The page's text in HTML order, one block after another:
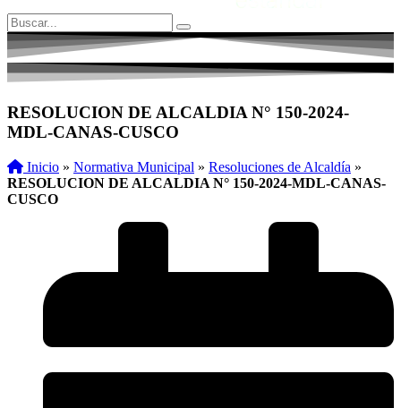
RESOLUCION DE ALCALDIA N° 150-2024-
MDL-CANAS-CUSCO
Inicio » Normativa Municipal » Resoluciones de Alcaldía »
RESOLUCION DE ALCALDIA N° 150-2024-MDL-CANAS-
CUSCO